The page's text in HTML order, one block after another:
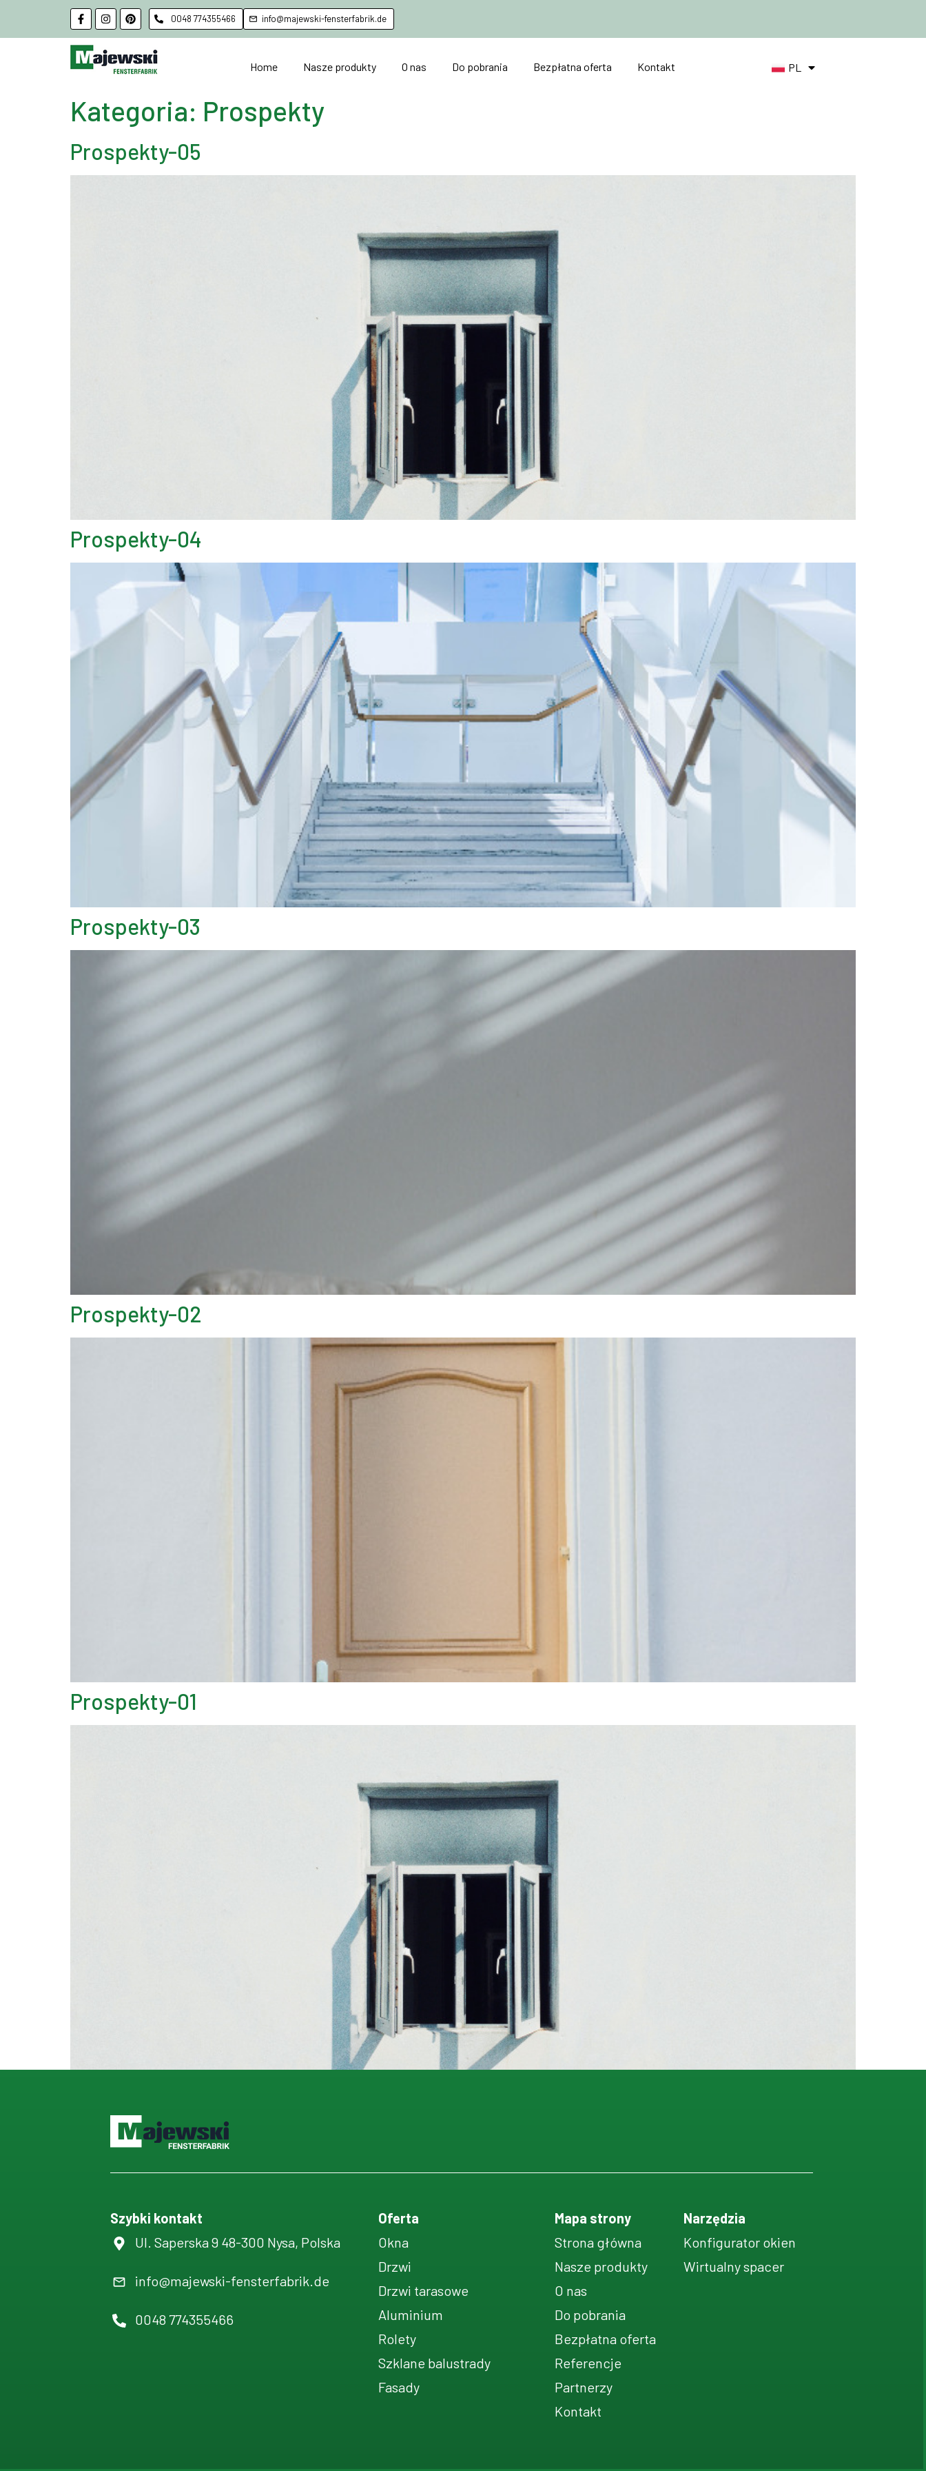
0048 774355466 info@majewski-fensterfabrik.de
Home Nasze produkty O nas Do pobrania Bezpłatna oferta Kontakt PL
DE
Kategoria: Prospekty
Prospekty-05
Prospekty-04
Prospekty-03
Prospekty-02
Prospekty-01
Szybki kontakt
Ul. Saperska 9 48-300 Nysa, Polska
info@majewski-fensterfabrik.de
0048 774355466
Oferta
Okna
Drzwi
Drzwi tarasowe
Aluminium
Rolety
Szklane balustrady
Fasady
Mapa strony
Strona główna
Nasze produkty
O nas
Do pobrania
Bezpłatna oferta
Referencje
Partnerzy
Kontakt
Narzędzia
Konfigurator okien
Wirtualny spacer